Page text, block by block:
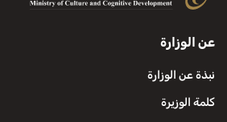
عن الوزارة
نبذة عن الوزارة
كلمة الوزيرة